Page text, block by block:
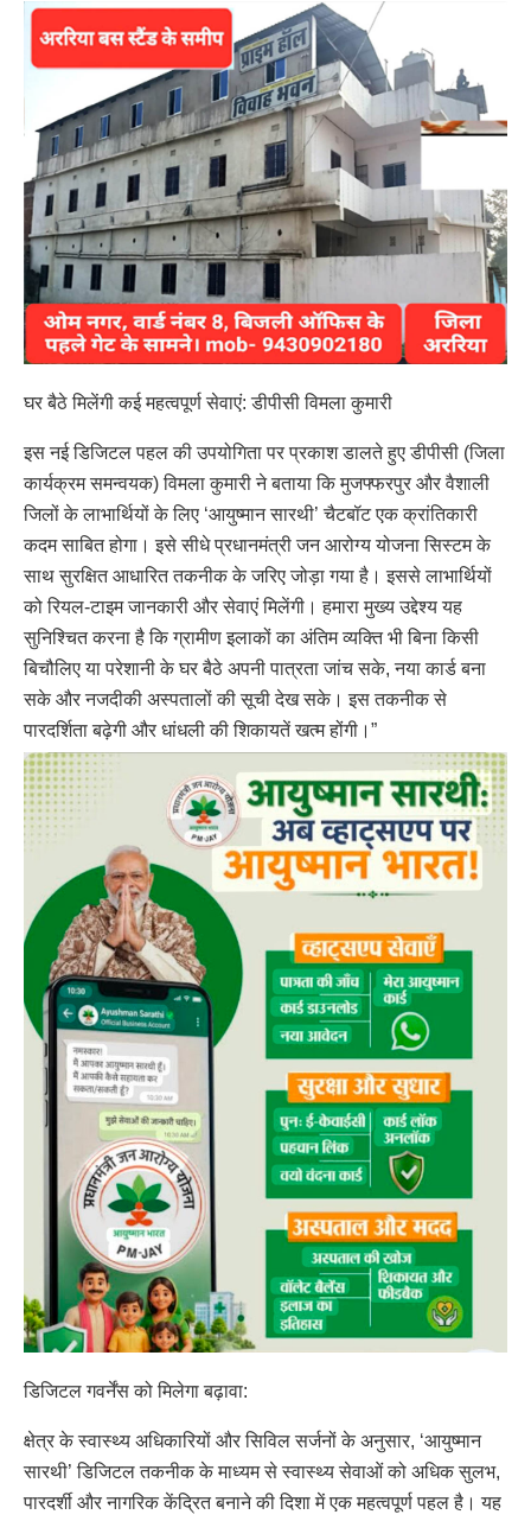
घर बैठे मिलेंगी कई महत्वपूर्ण सेवाएं: डीपीसी विमला कुमारी
इस नई डिजिटल पहल की उपयोगिता पर प्रकाश डालते हुए डीपीसी (जिला
कार्यक्रम समन्वयक) विमला कुमारी ने बताया कि मुजफ्फरपुर और वैशाली
जिलों के लाभार्थियों के लिए ‘आयुष्मान सारथी’ चैटबॉट एक क्रांतिकारी
कदम साबित होगा। इसे सीधे प्रधानमंत्री जन आरोग्य योजना सिस्टम के
साथ सुरक्षित आधारित तकनीक के जरिए जोड़ा गया है। इससे लाभार्थियों
को रियल-टाइम जानकारी और सेवाएं मिलेंगी। हमारा मुख्य उद्देश्य यह
सुनिश्चित करना है कि ग्रामीण इलाकों का अंतिम व्यक्ति भी बिना किसी
बिचौलिए या परेशानी के घर बैठे अपनी पात्रता जांच सके, नया कार्ड बना
सके और नजदीकी अस्पतालों की सूची देख सके। इस तकनीक से
पारदर्शिता बढ़ेगी और धांधली की शिकायतें खत्म होंगी।”
डिजिटल गवर्नेंस को मिलेगा बढ़ावा:
क्षेत्र के स्वास्थ्य अधिकारियों और सिविल सर्जनों के अनुसार, ‘आयुष्मान
सारथी’ डिजिटल तकनीक के माध्यम से स्वास्थ्य सेवाओं को अधिक सुलभ,
पारदर्शी और नागरिक केंद्रित बनाने की दिशा में एक महत्वपूर्ण पहल है। यह